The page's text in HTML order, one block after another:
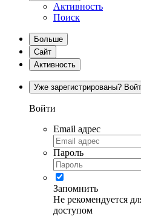
Активность
Поиск
Больше
Сайт
Активность
Уже зарегистрированы?
Войти
Email адрес
Пароль
Запомнить
Не рекомендуется
доступом